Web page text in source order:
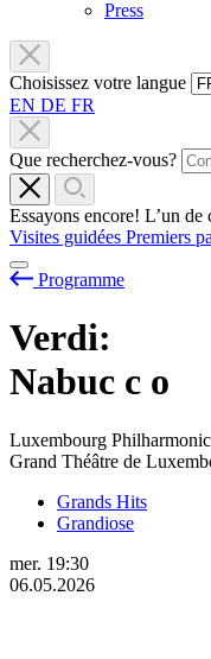
Press
Choisissez votre langue
EN DE FR
Que recherchez-vous?
Essayons encore! L’un
Visites guidées Premiers
Programme
Verdi:
Nabuc c o
Luxembourg Philharmonic
Grand Théâtre de
Grands Hits
Grandiose
mer. 19:30
06.05.2026